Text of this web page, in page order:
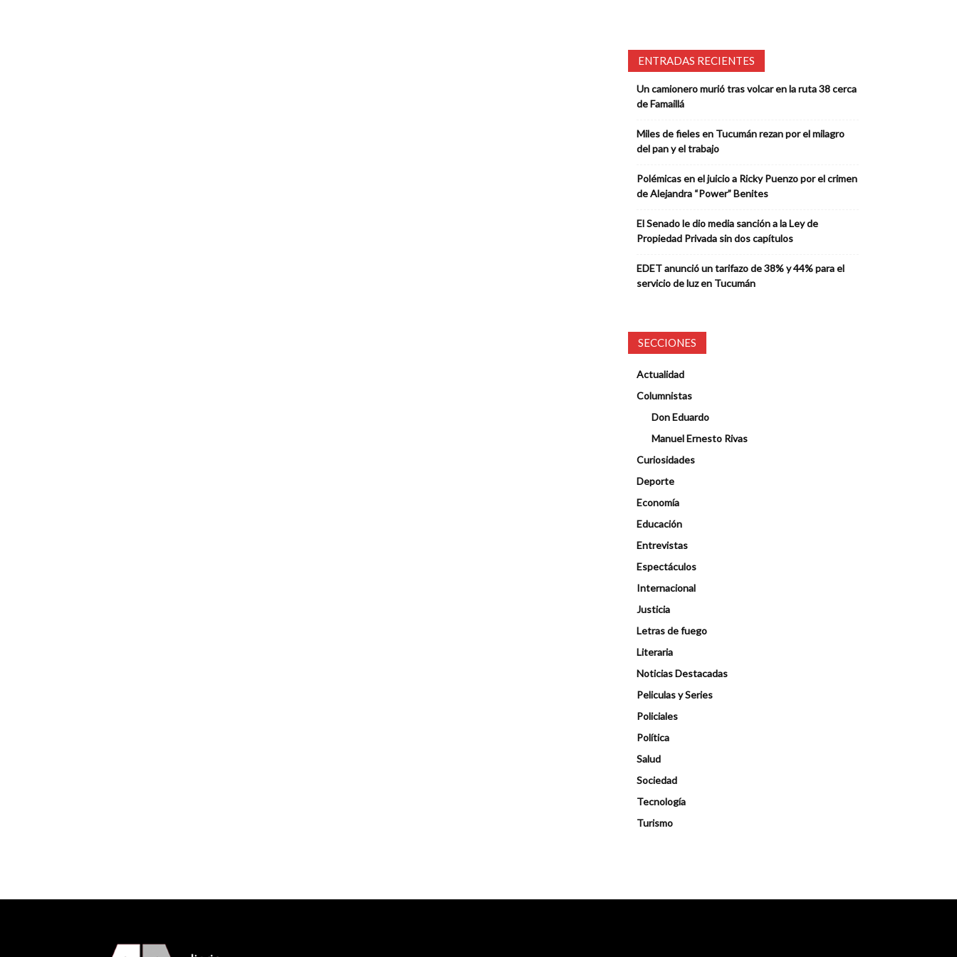
ENTRADAS RECIENTES
Un camionero murió tras volcar en la ruta 38 cerca
de Famaillá
Miles de fieles en Tucumán rezan por el milagro
del pan y el trabajo
Polémicas en el juicio a Ricky Puenzo por el crimen
de Alejandra “Power” Benites
El Senado le dio media sanción a la Ley de
Propiedad Privada sin dos capítulos
EDET anunció un tarifazo de 38% y 44% para el
servicio de luz en Tucumán
SECCIONES
Actualidad
Columnistas
Don Eduardo
Manuel Ernesto Rivas
Curiosidades
Deporte
Economía
Educación
Entrevistas
Espectáculos
Internacional
Justicia
Letras de fuego
Literaria
Noticias Destacadas
Peliculas y Series
Policiales
Política
Salud
Sociedad
Tecnología
Turismo